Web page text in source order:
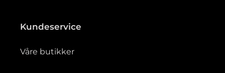
Kundeservice
Våre butikker